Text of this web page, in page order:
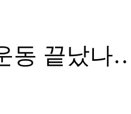
동 끝났나